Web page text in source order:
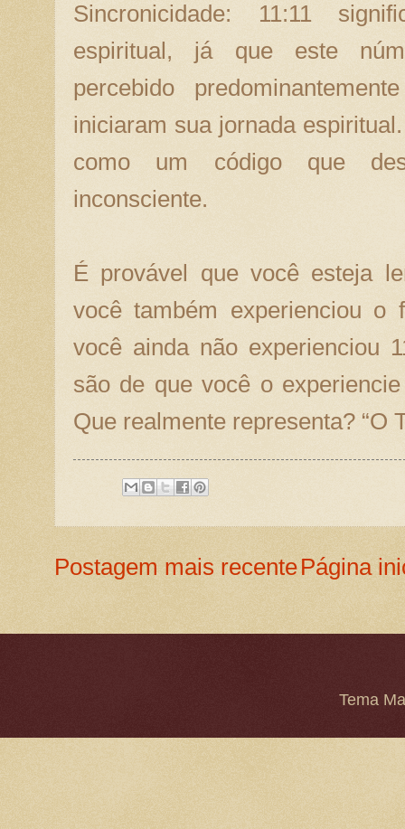
Sincronicidade: 11:11
espiritual, já que este
percebido
iniciaram sua jornada
como um código que
inconsciente.
É provável que você esteja
você também experienciou o
você ainda não experienciou
são de que você o
Que realmente representa? “O
Postagem mais recentePágina
Tema